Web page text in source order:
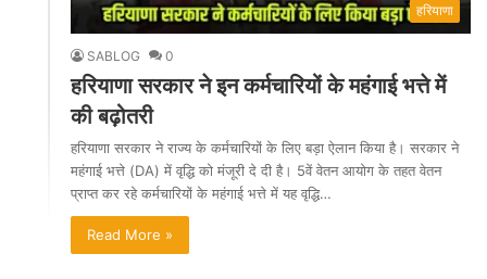
हरियाणा
SABLOG 0
हरियाणा सरकार ने इन कर्मचारियों के महंगाई भत्ते में
की बढ़ोतरी
हरियाणा सरकार ने राज्य के कर्मचारियों के लिए बड़ा ऐलान किया है। सरकार ने
महंगाई भत्ते (DA) में वृद्धि को मंजूरी दे दी है। 5वें वेतन आयोग के तहत वेतन
प्राप्त कर रहे कर्मचारियों के महंगाई भत्ते में यह वृद्धि…
Read More »